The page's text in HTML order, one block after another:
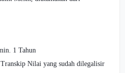
1 Tahun
Nilai yang sudah dilegalisir